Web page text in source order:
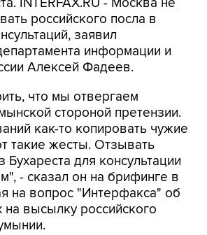
INTERFAX.RU - Москва не
российского посла в
заявил
информации и
Алексей Фадеев.
что мы отвергаем
стороной претензии.
как-то копировать чужие
такие жесты. Отзывать
Бухареста для консультации
- сказал он на брифинге в
на вопрос "Интерфакса" об
на высылку российского